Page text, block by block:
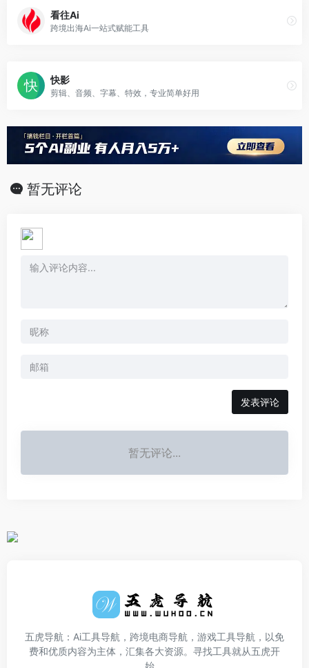
看往Ai
跨境出海Ai一站式赋能工具
快影
剪辑、音频、字幕、特效，专业简单好用
暂无评论
发表评论
暂无评论...
五虎导航：Ai工具导航，跨境电商导航，游戏工具导航，以免
费和优质内容为主体，汇集各大资源。寻找工具就从五虎开
始。